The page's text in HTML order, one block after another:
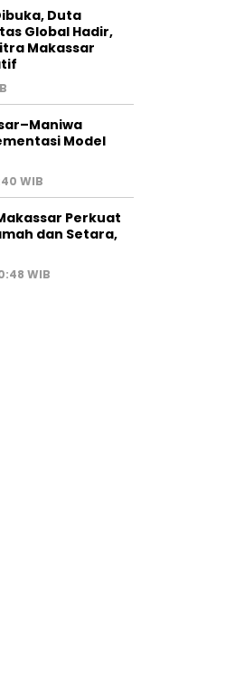
Duta
Global Hadir,
Makassar
Model
WIB
Perkuat
dan Setara,
WIB